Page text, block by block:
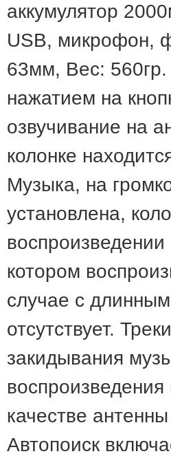
аккумулятор
USB, микрофон,
63мм, Вес: 560гр.
нажатием на
озвучивание на
колонке
Музыка, на
установлена,
котором
случае с
отсутствует.
закидывания
качестве
Автопоиск